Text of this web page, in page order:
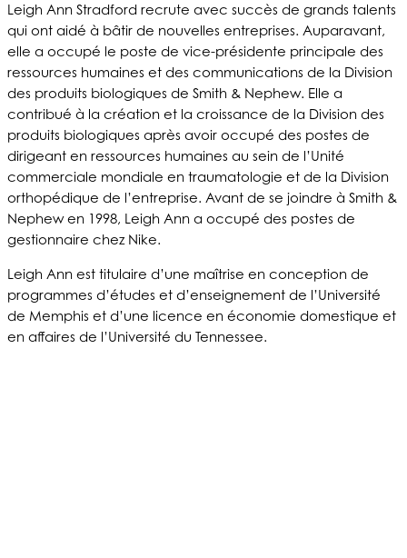
Leigh Ann Stradford recrute avec succès de grands talents
qui ont aidé à bâtir de nouvelles entreprises. Auparavant,
elle a occupé le poste de vice-présidente principale des
ressources humaines et des communications de la Division
des produits biologiques de Smith & Nephew. Elle a
contribué à la création et la croissance de la Division des
produits biologiques après avoir occupé des postes de
dirigeant en ressources humaines au sein de l’Unité
commerciale mondiale en traumatologie et de la Division
orthopédique de l’entreprise. Avant de se joindre à Smith &
Nephew en 1998, Leigh Ann a occupé des postes de
gestionnaire chez Nike.
Leigh Ann est titulaire d’une maîtrise en conception de
programmes d’études et d’enseignement de l’Université
de Memphis et d’une licence en économie domestique et
en affaires de l’Université du Tennessee.